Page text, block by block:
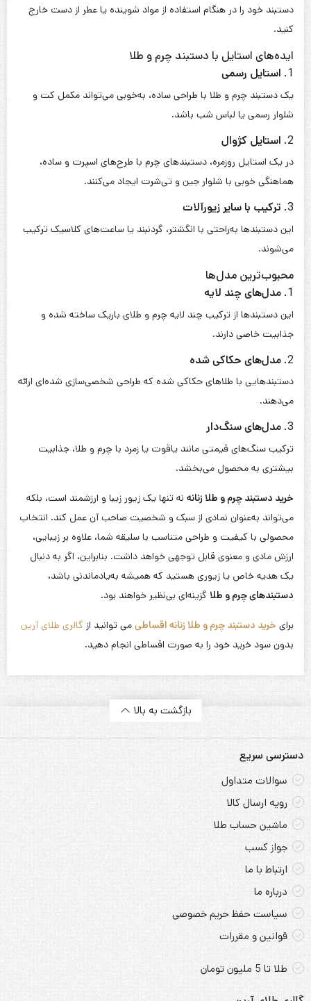
دستبند خود را در هنگام استفاده از مواد شوینده یا عطر از دست خارج
کنید.
ایده‌های استایل با دستبند چرم و طلا
1. استایل رسمی
یک دستبند چرم و طلا با طراحی ساده، به‌خوبی می‌تواند مکمل کت و
شلوار رسمی یا لباس شب باشد.
2. استایل کژوال
در یک استایل روزمره، دستبندهای چرم با طرح‌های اسپرت و ساده،
هماهنگی خوبی با شلوار جین و تی‌شرت ایجاد می‌کنند.
3. ترکیب با سایر زیورآلات
این دستبندها به‌راحتی با انگشتر، گردنبند یا ساعت‌های کلاسیک ترکیب
می‌شوند.
محبوب‌ترین مدل‌ها
1. مدل‌های چند لایه
این دستبندها از ترکیب چند لایه چرم و طلای باریک ساخته شده و
جذابیت خاصی دارند.
2. مدل‌های حکاکی شده
دستبندهایی با طلاهای حکاکی شده که طراحی شخصی‌سازی شده‌ای ارائه
می‌دهند.
3. مدل‌های سنگ‌دار
ترکیب سنگ‌های قیمتی مانند یاقوت یا زمرد با چرم و طلا، جذابیت
بیشتری به محصول می‌بخشد.
خرید دستبند چرم و طلا زنانه نه تنها یک زیور زیبا و ارزشمند است، بلکه
می‌تواند به‌عنوان نمادی از سبک و شخصیت صاحب آن عمل کند. انتخاب
محصولی با کیفیت و طراحی متناسب با سلیقه شما، علاوه بر زیبایی،
ارزش مادی و معنوی قابل توجهی خواهد داشت. بنابراین، اگر به دنبال
یک هدیه خاص یا زیوری هستید که همیشه به‌یادماندنی باشد،
دستبندهای چرم و طلا گزینه‌ای بی‌نظیر خواهند بود.
برای خرید دستبند چرم و طلا زنانه اقساطی می توانید از گالری طلای آرین
بدون سود خرید خود را به صورت اقساطی انجام دهید.
بازگشت به بالا
دسترسی سریع
سوالات متداول
رویه ارسال کالا
ماشین حساب طلا
جواز کسب
ارتباط با ما
درباره ما
سیاست حفظ حریم خصوصی
قوانین و مقررات
طلا تا 5 ملیون تومان